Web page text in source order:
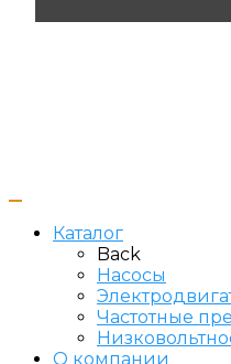
Каталог
Back
Насосы
Частотные
О компании